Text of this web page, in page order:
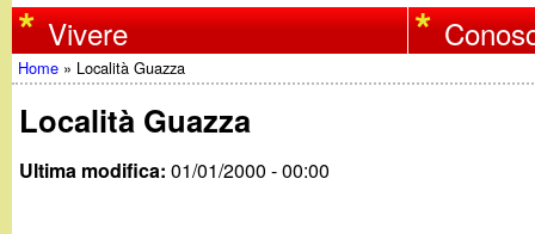
w
w
w
Vivere
Tu
sei
qui
Home » Località Guazza
Località Guazza
Ultima modifica:01/01/2000 - 00:00